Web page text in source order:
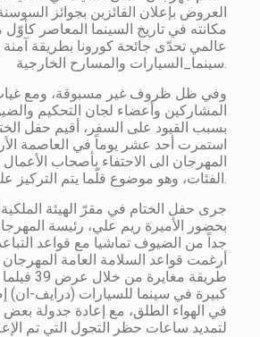
العروض بإعلان الفائزين بجوائز
مكانته في تاريخ السينما المعاصر
عالمي تحدّى جائحة كورونا بطريقة
وفي ظل ظروف غير مسبوقة، ومع غياب
المشاركين وأعضاء لجان التحكيم
بسبب القيود على السفر، أقيم حفل
استمرت أحد عشر يوماً في العاصمة
المهرجان الى الاحتفاء بأصحاب
جرى حفل الختام في مقرّ الهيئة الملكية
بحضور الأميرة ريم علي، رئيسة
جداً من الضيوف تماشيا مع قواعد
أرغمت قواعد السلامة العامة
طريقة
كبيرة في سينما للسيارات (درايف-ان)
في الهواء الطلق، مع إعادة جدولة
لتمديد ساعات حظر التجول التي تم